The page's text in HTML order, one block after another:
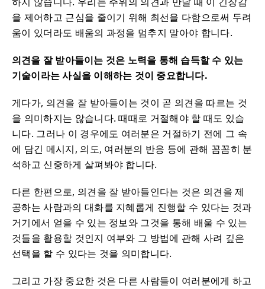
을 제어하고 근심을 줄이기 위해 최선을 다함으로써 두려
움이 있더라도 배움의 과정을 멈추지 말아야 합니다.
의견을 잘 받아들이는 것은 노력을 통해 습득할 수 있는
기술이라는 사실을 이해하는 것이 중요합니다.
게다가, 의견을 잘 받아들이는 것이 곧 의견을 따르는 것
을 의미하지는 않습니다. 때때로 거절해야 할 때도 있습
니다. 그러나 이 경우에도 여러분은 거절하기 전에 그 속
에 담긴 메시지, 의도, 여러분의 반응 등에 관해 꼼꼼히 분
석하고 신중하게 살펴봐야 합니다.
다른 한편으로, 의견을 잘 받아들인다는 것은 의견을 제
공하는 사람과의 대화를 지혜롭게 진행할 수 있다는 것과
거기에서 얻을 수 있는 정보와 그것을 통해 배울 수 있는
것들을 활용할 것인지 여부와 그 방법에 관해 사려 깊은
선택을 할 수 있다는 것을 의미합니다.
그리고 가장 중요한 것은 다른 사람들이 여러분에게 하고